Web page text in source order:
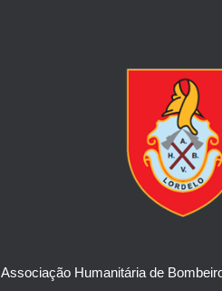
Associação Humanitária de